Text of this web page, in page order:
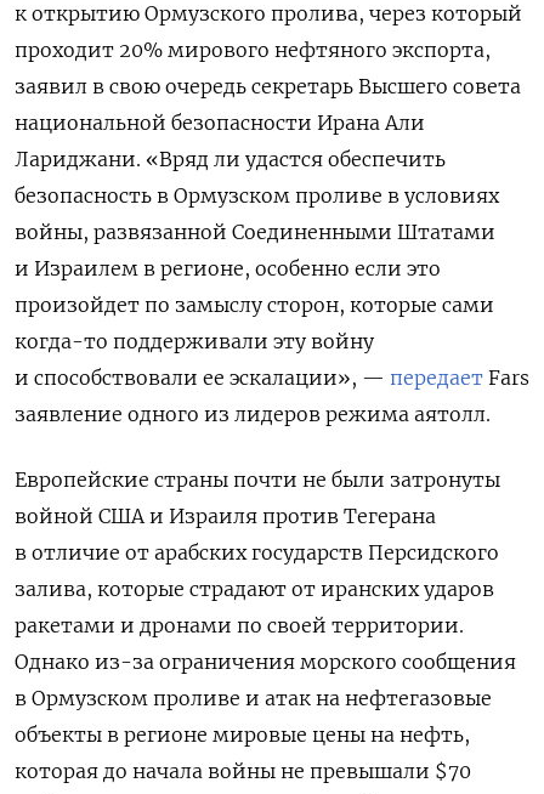
к открытию Ормузского пролива, через который
проходит 20% мирового нефтяного экспорта,
заявил в свою очередь секретарь Высшего совета
национальной безопасности Ирана Али
Лариджани. «Вряд ли удастся обеспечить
безопасность в Ормузском проливе в условиях
войны, развязанной Соединенными Штатами
и Израилем в регионе, особенно если это
произойдет по замыслу сторон, которые сами
когда-то поддерживали эту войну
и способствовали ее эскалации», — передает Fars
заявление одного из лидеров режима аятолл.
Европейские страны почти не были затронуты
войной США и Израиля против Тегерана
в отличие от арабских государств Персидского
залива, которые страдают от иранских ударов
ракетами и дронами по своей территории.
Однако из-за ограничения морского сообщения
в Ормузском проливе и атак на нефтегазовые
объекты в регионе мировые цены на нефть,
которая до начала войны не превышали $70